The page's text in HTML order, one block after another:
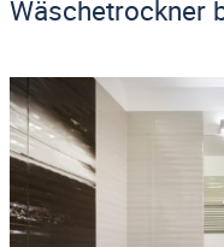
Wäschetrockner